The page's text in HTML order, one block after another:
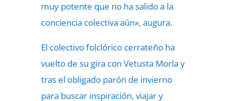
muy potente que no ha salido a la
conciencia colectiva aún», augura.
El colectivo folclórico cerrateño ha
vuelto de su gira con Vetusta Morla y
tras el obligado parón de invierno
para buscar inspiración, viajar y